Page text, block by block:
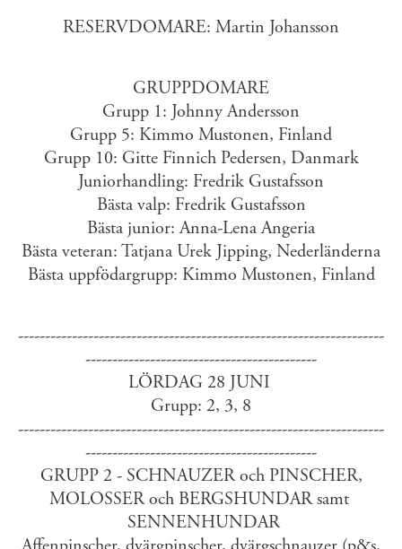
RESERVDOMARE: Martin Johansson
GRUPPDOMARE
Grupp 1: Johnny Andersson
Grupp 5: Kimmo Mustonen, Finland
Grupp 10: Gitte Finnich Pedersen, Danmark
Juniorhandling: Fredrik Gustafsson
Bästa valp: Fredrik Gustafsson
Bästa junior: Anna-Lena Angeria
Bästa veteran: Tatjana Urek Jipping, Nederländerna
Bästa uppfödargrupp: Kimmo Mustonen, Finland
--------------------------------------------------------------------
-------------------------------------------
LÖRDAG 28 JUNI
Grupp: 2, 3, 8
--------------------------------------------------------------------
-------------------------------------------
GRUPP 2 - SCHNAUZER och PINSCHER,
MOLOSSER och BERGSHUNDAR samt
SENNENHUNDAR